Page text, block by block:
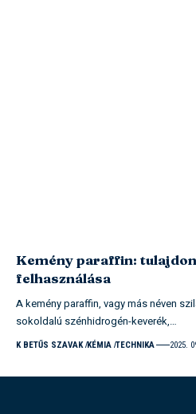
Kemény paraffin:
felhasználása
A kemény paraffin, vagy más néven
sokoldalú szénhidrogén-keverék,…
K BETŰS SZAVAK KÉMIA TECHNIKA 2025.